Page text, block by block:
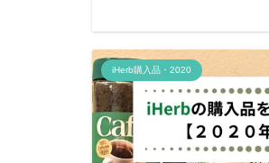
iHerb購入品・2020